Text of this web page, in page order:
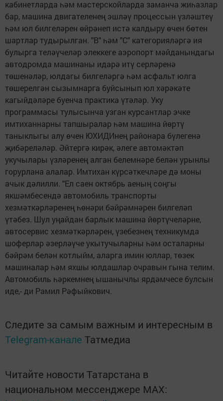
кабинетларда һәм мастерскойларда заманча жиһазлар
бар, машина двигателенең эшләү процессын үзләштеү
һәм юл билгеләрен өйрәнеп истә калдыру өчен бөтен
шартлар тудырылган. "В" һәм "С" категорияләргә ия
булырга теләүчеләр элеккеге аэропорт мәйданындагы
автодромда машинаны идарә итү серләренә
төшенәләр, юлдагы билгеләргә һәм асфальт юлга
төшерелгән сызымнарга буйсынып юл хәрәкәте
кагыйдәләре буенча практика үтәләр. Уку
программасы тулысынча узган курсантлар эчке
имтиханнарны тапшыралар һәм машина йөртү
таныклыгы алу өчен ЮХИДИнең районара бүлегенә
җибәреләләр. Әйтергә кирәк, әлеге автомәктәп
укучылары үзләренең алган белемнәре белән урынлы
горурлана алалар. Имтихан күрсәткечләре дә моны
ачык дәлилли. "Ел саен октябрь аеның соңгы
якшәмбесендә автомобиль транспорты
хезмәткәрләренең һөнәри бәйрәмнәрен билгеләп
үтәбез. Шул уңайдан барлык машина йөртүчеләрне,
автосервис хезмәткәрләрен, үзебезнең техникумда
шоферлар әзерләүче укытучыларны һәм осталарны
бәйрәм белән котлыйм, аларга имин юллар, төзек
машиналар һәм яхшы юлдашлар очравын гына телим.
Автомобиль һәркемнең ышанычлы ярдәмчесе булсын
иде,- ди Рамил Рәфыйкович.
Следите за самым важным и интересным в
Telegram-канале Татмедиа
Читайте новости Татарстана в
национальном мессенджере MАХ: